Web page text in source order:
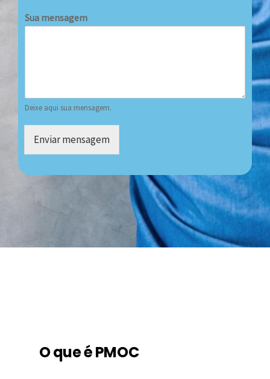
Sua mensagem
Deixe aqui sua mensagem.
Enviar mensagem
O que é PMOC